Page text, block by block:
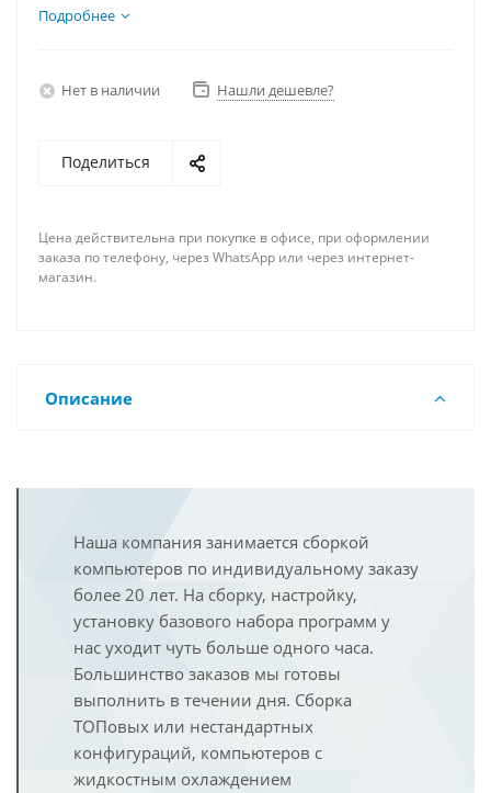
E, Видеокарта RTX 4080S 16Гб, Память DDR4 8Gb,
Подробнее
Нет в наличии Нашли дешевле?
Поделиться
Цена действительна при покупке в офисе, при оформлении
заказа по телефону, через WhatsApp или через интернет-
магазин.
Описание
Наша компания занимается сборкой
компьютеров по индивидуальному заказу
более 20 лет. На сборку, настройку,
установку базового набора программ у
нас уходит чуть больше одного часа.
Большинство заказов мы готовы
выполнить в течении дня. Сборка
ТОПовых или нестандартных
конфигураций, компьютеров с
жидкостным охлаждением